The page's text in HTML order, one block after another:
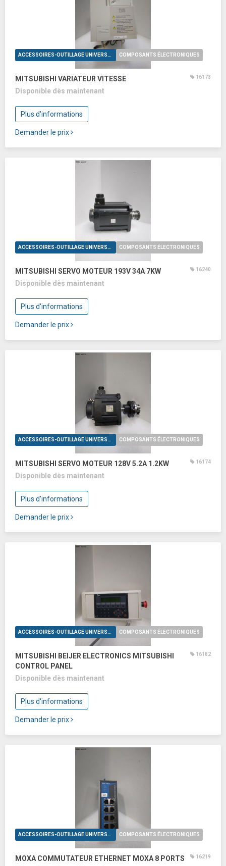
ACCESSOIRES-OUTILLAGE UNIVERSELS COMPOSANTS ÉLECTRONIQUES
MITSUBISHI VARIATEUR VITESSE 16173
Disponible dès maintenant
Plus d'informations
Demander le prix
ACCESSOIRES-OUTILLAGE UNIVERSELS COMPOSANTS ÉLECTRONIQUES
MITSUBISHI SERVO MOTEUR 193V 34A 7KW 16240
Disponible dès maintenant
Plus d'informations
Demander le prix
ACCESSOIRES-OUTILLAGE UNIVERSELS COMPOSANTS ÉLECTRONIQUES
MITSUBISHI SERVO MOTEUR 128V 5.2A 1.2KW 16174
Disponible dès maintenant
Plus d'informations
Demander le prix
ACCESSOIRES-OUTILLAGE UNIVERSELS COMPOSANTS ÉLECTRONIQUES
MITSUBISHI BEIJER ELECTRONICS MITSUBISHI
CONTROL PANEL
16182
Disponible dès maintenant
Plus d'informations
Demander le prix
ACCESSOIRES-OUTILLAGE UNIVERSELS COMPOSANTS ÉLECTRONIQUES
MOXA COMMUTATEUR ETHERNET MOXA 8 PORTS 16219